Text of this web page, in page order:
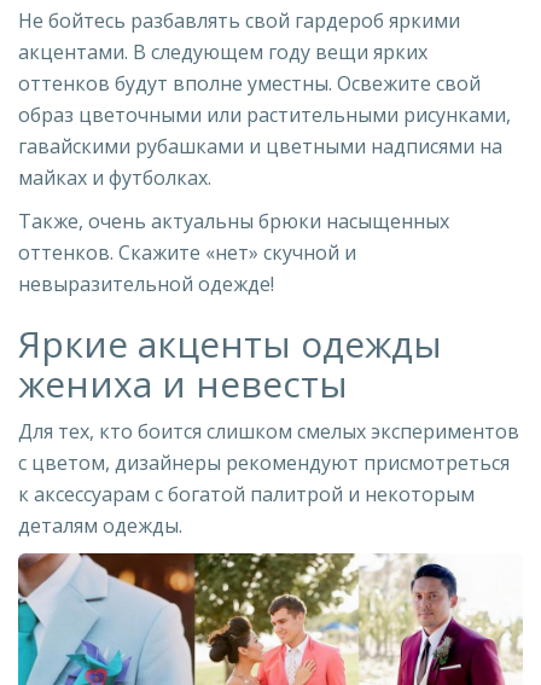
Не бойтесь разбавлять свой гардероб яркими
акцентами. В следующем году вещи ярких
оттенков будут вполне уместны. Освежите свой
образ цветочными или растительными рисунками,
гавайскими рубашками и цветными надписями на
майках и футболках.
Также, очень актуальны брюки насыщенных
оттенков. Скажите «нет» скучной и
невыразительной одежде!
Яркие акценты одежды
жениха и невесты
Для тех, кто боится слишком смелых экспериментов
с цветом, дизайнеры рекомендуют присмотреться
к аксессуарам с богатой палитрой и некоторым
деталям одежды.